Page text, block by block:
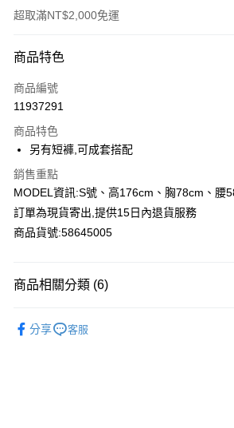
超取滿NT$2,000免運
付款方式
信用卡一次付款
LINE Pay
Apple Pay
全家付款取貨
付款後全家取貨
商品特色
商品編號
11937291
商品特色
另有短褲,可成套搭配
銷售重點
MODEL資訊:S號、高176cm、胸78cm、腰
訂單為現貨寄出,提供15日內退貨服務
商品貨號:58645005
商品相關分類 (6)
分享 客服